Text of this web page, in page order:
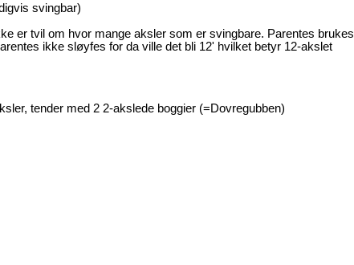
svingbar)
er tvil om hvor mange aksler som er svingbare. Parentes brukes
ikke sløyfes for da ville det bli 12' hvilket betyr 12-akslet
tender med 2 2-akslede boggier (=Dovregubben)